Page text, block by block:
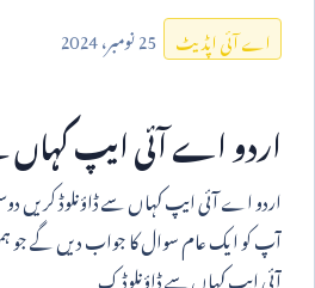
اے آئی اپڈیٹ 25نومبر،2024
اردو اے آئی ایپ کہاں
اردو اے آئی ایپ کہاں سے ڈاؤنلوڈ کریں
آپ کو ایک عام سوال کا جواب دیں گے جو
آئی ایپ کہاں سے ڈاؤنلوڈ ک